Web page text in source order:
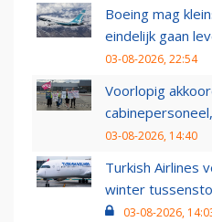
Boeing mag
eindelijk gaan
03-08-2026, 22:54
Voorlopig
03-08-2026, 14:40
Turkish Airlines
winter
03-08-2026,